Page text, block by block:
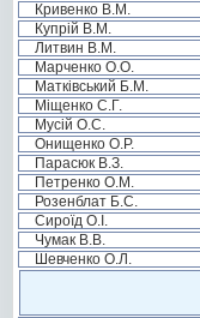
Кривенко В.М.
Купрій В.М.
Литвин В.М.
Марченко О.О.
Матківський Б.М.
Міщенко С.Г.
Мусій О.С.
Онищенко О.Р.
Парасюк В.З.
Петренко О.М.
Розенблат Б.С.
Сироїд О.І.
Чумак В.В.
Шевченко О.Л.